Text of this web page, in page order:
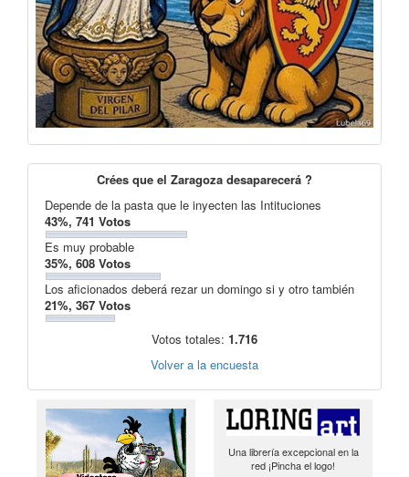
Crées que el Zaragoza desaparecerá ?
Depende de la pasta que le inyecten las Intituciones
43%, 741 Votos
Es muy probable
35%, 608 Votos
Los aficionados deberá rezar un domingo si y otro también
21%, 367 Votos
Votos totales: 1.716
Volver a la encuesta
Una librería excepcional en la
red ¡Pincha el logo!